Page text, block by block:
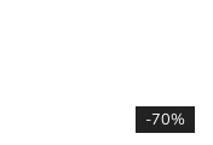
-70%